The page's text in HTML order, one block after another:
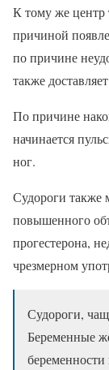
К тому же центр
причиной
по причине
также
По причине
начинается
ног.
Судороги
повышенного
прогестерона,
чрезмерном
Судороги,
Беременные